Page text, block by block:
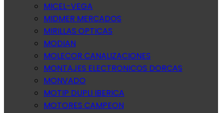
MICEL-VEGA
MIDMER MERCADOS
MIRILLAS OPTICAS
MODIAN
MOLECOR CANALIZACIONES
MONTAJES ELECTRONICOS DORCAS
MONVADO
MOTIP DUPLI IBERICA
MOTORES CAMPEON